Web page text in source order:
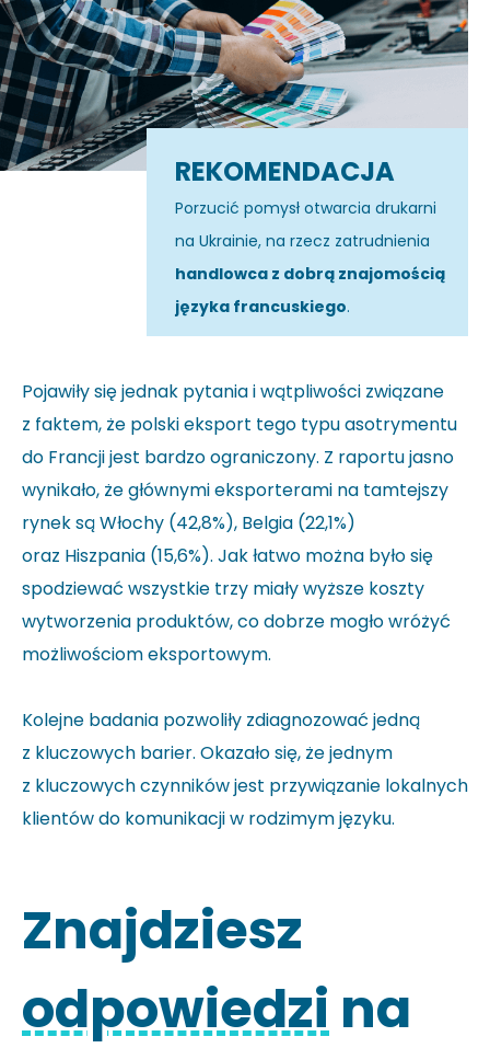
REKOMENDACJA
Porzucić pomysł otwarcia drukarni
na Ukrainie, na rzecz zatrudnienia
handlowca z dobrą znajomością
języka francuskiego.
Pojawiły się jednak pytania i wątpliwości związane
z faktem, że polski eksport tego typu asotrymentu
do Francji jest bardzo ograniczony. Z raportu jasno
wynikało, że głównymi eksporterami na tamtejszy
rynek są Włochy (42,8%), Belgia (22,1%)
oraz Hiszpania (15,6%). Jak łatwo można było się
spodziewać wszystkie trzy miały wyższe koszty
wytworzenia produktów, co dobrze mogło wróżyć
możliwościom eksportowym.
Kolejne badania pozwoliły zdiagnozować jedną
z kluczowych barier. Okazało się, że jednym
z kluczowych czynników jest przywiązanie lokalnych
klientów do komunikacji w rodzimym języku.
Znajdziesz
odpowiedzi na